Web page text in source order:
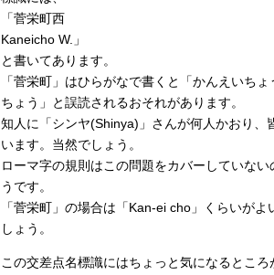
「菅栄町西
Kaneicho W.」
と書いてあります。
「菅栄町」はひらがなで書くと「かんえいち
ちょう」と誤読されるおそれがあります。
知人に「シンヤ(Shinya)」さんが何人かおり
います。当然でしょう。
ローマ字の規則はこの問題をカバーしていな
うです。
「菅栄町」の場合は「Kan-ei cho」くらいが
しょう。
この交差点名標識にはちょっと気になるとこ